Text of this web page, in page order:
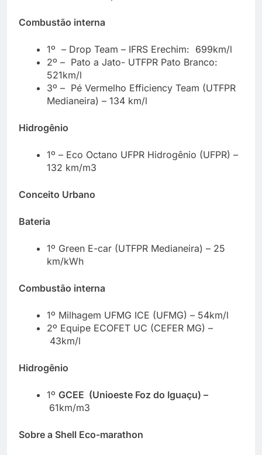
Combustão interna
1º – Drop Team – IFRS Erechim: 699km/l
2º – Pato a Jato- UTFPR Pato Branco:
521km/l
3º – Pé Vermelho Efficiency Team (UTFPR
Medianeira) – 134 km/l
Hidrogênio
1º – Eco Octano UFPR Hidrogênio (UFPR) –
132 km/m3
Conceito Urbano
Bateria
1º Green E-car (UTFPR Medianeira) – 25
km/kWh
Combustão interna
1º Milhagem UFMG ICE (UFMG) – 54km/l
2º Equipe ECOFET UC (CEFER MG) –
43km/l
Hidrogênio
1º GCEE (Unioeste Foz do Iguaçu) –
61km/m3
Sobre a Shell Eco-marathon